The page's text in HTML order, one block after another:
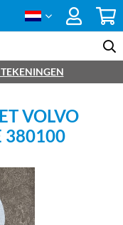
VOLVO
380100